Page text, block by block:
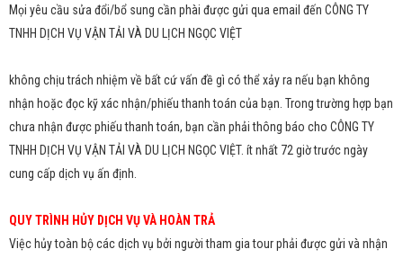
Mọi yêu cầu sửa đổi/bổ sung cần phài được gửi qua email đến CÔNG TY
TNHH DỊCH VỤ VẬN TẢI VÀ DU LỊCH NGỌC VIỆT
không chịu trách nhiệm về bất cứ vấn đề gì có thể xảy ra nếu bạn không
nhận hoặc đọc kỹ xác nhận/phiếu thanh toán của bạn. Trong trường hợp bạn
chưa nhận được phiếu thanh toán, bạn cần phải thông báo cho CÔNG TY
TNHH DỊCH VỤ VẬN TẢI VÀ DU LỊCH NGỌC VIỆT. ít nhất 72 giờ trước ngày
cung cấp dịch vụ ấn định.
QUY TRÌNH HỦY DỊCH VỤ VÀ HOÀN TRẢ
Việc hủy toàn bộ các dịch vụ bởi người tham gia tour phải được gửi và nhận